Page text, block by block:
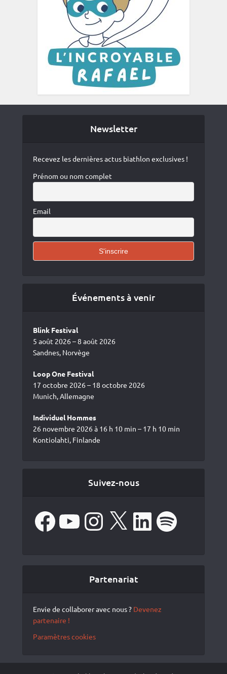
Newsletter
Recevez les dernières actus biathlon exclusives !
Prénom ou nom complet
Email
Événements à venir
Blink Festival
5 août 2026 – 8 août 2026
Sandnes, Norvège
Loop One Festival
17 octobre 2026 – 18 octobre 2026
Munich, Allemagne
Individuel Hommes
26 novembre 2026 à 16 h 10 min – 17 h 10 min
Kontiolahti, Finlande
Suivez-nous
FacebookYouTube Instagram LinkedIn Spotify
Partenariat
Envie de collaborer avec nous ? Devenez
partenaire !
Paramètres cookies